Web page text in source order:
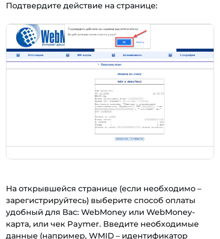
Подтвердите действие на странице:
На открывшейся странице (если необходимо –
зарегистрируйтесь) выберите способ оплаты
удобный для Вас: WebMoney или WebMoney-
карта, или чек Paymer. Введите необходимые
данные (например, WMID – идентификатор